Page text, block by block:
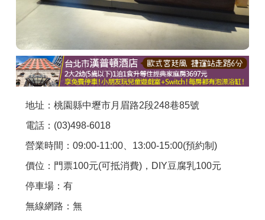
聯絡我們
APP下載
地址：桃園縣中壢市月眉路2段248巷85號
電話：(03)498-6018
營業時間：09:00-11:00、13:00-15:00(預約制)
價位：門票100元(可抵消費)，DIY豆腐乳100元
停車場：有
無線網路：無